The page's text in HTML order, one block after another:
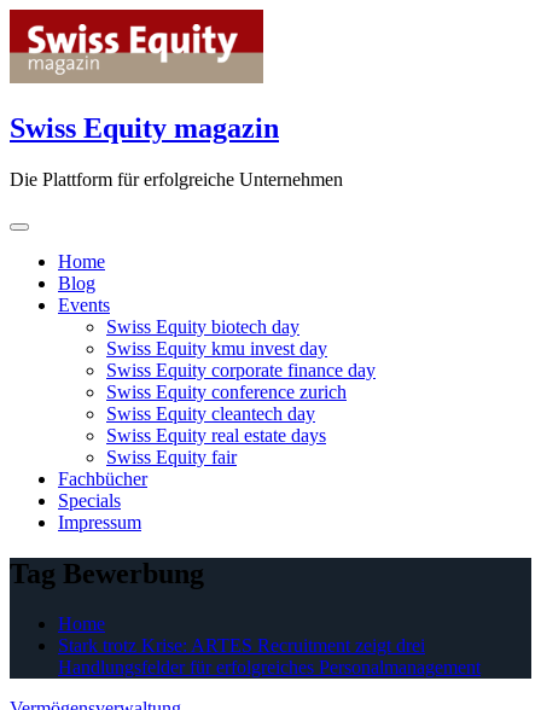
content
Swiss Equity magazin
Die Plattform für erfolgreiche Unternehmen
Home
Blog
Events
Swiss Equity biotech day
Swiss Equity kmu invest day
Swiss Equity corporate finance day
Swiss Equity conference zurich
Swiss Equity cleantech day
Swiss Equity real estate days
Swiss Equity fair
Fachbücher
Specials
Impressum
Tag Bewerbung
Home
Stark trotz Krise: ARTES Recruitment zeigt drei
Handlungsfelder für erfolgreiches Personalmanagement